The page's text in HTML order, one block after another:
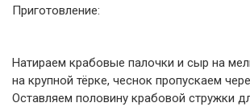
Приготовление:
Натираем крабовые палочки и сыр на
на крупной тёрке, чеснок пропускаем
Оставляем половину крабовой стружки